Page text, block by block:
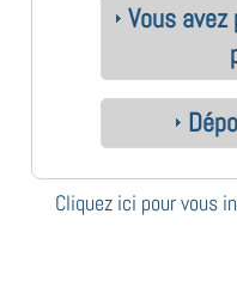
Vous
Cliquez ici pour vous